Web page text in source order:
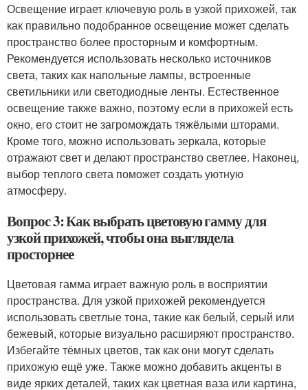
Освещение играет ключевую роль в узкой прихожей, так
как правильно подобранное освещение может сделать
пространство более просторным и комфортным.
Рекомендуется использовать несколько источников
света, таких как напольные лампы, встроенные
светильники или светодиодные ленты. Естественное
освещение также важно, поэтому если в прихожей есть
окно, его стоит не загромождать тяжёлыми шторами.
Кроме того, можно использовать зеркала, которые
отражают свет и делают пространство светлее. Наконец,
выбор теплого света поможет создать уютную
атмосферу.
Вопрос 3: Как выбрать цветовую гамму для
узкой прихожей, чтобы она выглядела
просторнее
Цветовая гамма играет важную роль в восприятии
пространства. Для узкой прихожей рекомендуется
использовать светлые тона, такие как белый, серый или
бежевый, которые визуально расширяют пространство.
Избегайте тёмных цветов, так как они могут сделать
прихожую ещё уже. Также можно добавить акценты в
виде ярких деталей, таких как цветная ваза или картина,